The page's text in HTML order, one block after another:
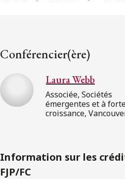
Conférencier(ère)
Laura Webb
Associée, Sociétés
émergentes et à
croissance,
Information sur les
FJP/FC